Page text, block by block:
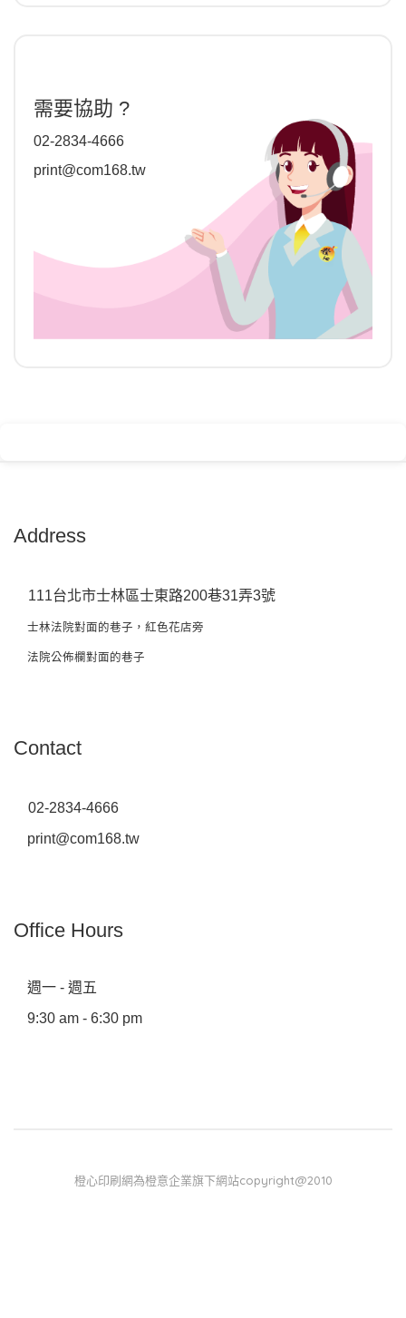
需要協助 ?
02-2834-4666
print@com168.tw
Address
111台北市士林區士東路200巷31弄3號
士林法院對面的巷子，紅色花店旁
法院公佈欄對面的巷子
Contact
02-2834-4666
print@com168.tw
Office Hours
週一 - 週五
9:30 am - 6:30 pm
橙心印刷網為橙意企業旗下網站copyright@2010